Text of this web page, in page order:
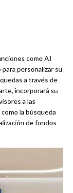
como AI
personalizar su
a través de
incorporará su
a las
la búsqueda
de fondos